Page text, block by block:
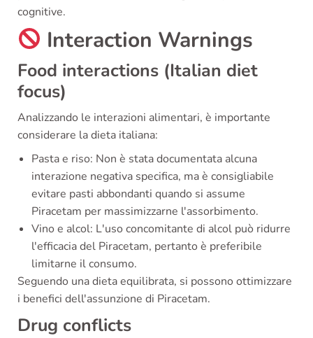
cognitive.
Interaction Warnings
Food interactions (Italian diet
focus)
Analizzando le interazioni alimentari, è importante
considerare la dieta italiana:
Pasta e riso: Non è stata documentata alcuna
interazione negativa specifica, ma è consigliabile
evitare pasti abbondanti quando si assume
Piracetam per massimizzarne l'assorbimento.
Vino e alcol: L'uso concomitante di alcol può ridurre
l'efficacia del Piracetam, pertanto è preferibile
limitarne il consumo.
Seguendo una dieta equilibrata, si possono ottimizzare
i benefici dell'assunzione di Piracetam.
Drug conflicts